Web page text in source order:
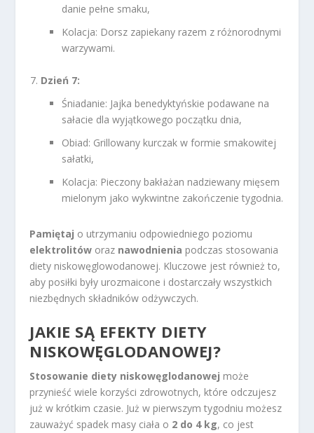
danie pełne smaku,
Kolacja: Dorsz zapiekany razem z różnorodnymi
warzywami.
Dzień 7:
Śniadanie: Jajka benedyktyńskie podawane na
sałacie dla wyjątkowego początku dnia,
Obiad: Grillowany kurczak w formie smakowitej
sałatki,
Kolacja: Pieczony bakłażan nadziewany mięsem
mielonym jako wykwintne zakończenie tygodnia.
Pamiętaj o utrzymaniu odpowiedniego poziomu
elektrolitów oraz nawodnienia podczas stosowania
diety niskowęglowodanowej. Kluczowe jest również to,
aby posiłki były urozmaicone i dostarczały wszystkich
niezbędnych składników odżywczych.
JAKIE SĄ EFEKTY DIETY
NISKOWĘGLODANOWEJ?
Stosowanie diety niskowęglodanowej może
przynieść wiele korzyści zdrowotnych, które odczujesz
już w krótkim czasie. Już w pierwszym tygodniu możesz
zauważyć spadek masy ciała o 2 do 4 kg, co jest